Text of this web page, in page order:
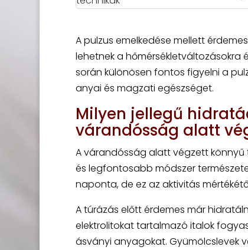
A pulzus emelkedése mellett
lehetnek a hőmérsékletváltozásokra
során különösen fontos figyelni a
anyai és magzati egészséget.
Milyen jellegű
várandósság alatt
A várandósság alatt végzett
és legfontosabb módszer
naponta, de ez az aktivitás
A túrázás előtt érdemes már
elektrolitokat tartalmazó italok
ásványi anyagokat. Gyümölcslevek